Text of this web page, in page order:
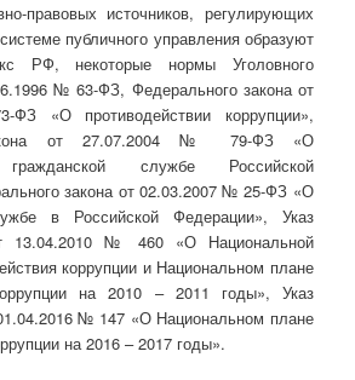
правовых источников, регулирующих
публичного управления образуют
РФ, некоторые нормы Уголовного
№ 63-ФЗ, Федерального закона от
«О противодействии коррупции»,
от 27.07.2004 № 79-ФЗ «О
гражданской службе Российской
закона от 02.03.2007 № 25-ФЗ «О
в Российской Федерации», Указ
13.04.2010 № 460 «О Национальной
коррупции и Национальном плане
на 2010 – 2011 годы», Указ
№ 147 «О Национальном плане
на 2016 – 2017 годы».